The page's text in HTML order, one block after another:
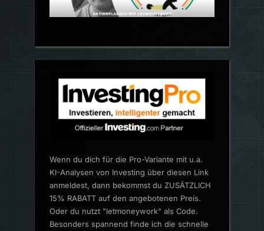
Wenn du dich für die Pro-Variante mit u.a.
KI-Analysen von Investing über diesen Link
anmeldest, dann bekommst du ZUSÄTZLICH
15% RABATT auf den angebotenen Preis.
Oder du nutzt "letmoneywork" als Code.
Besonders spannend finde ich die schnelle